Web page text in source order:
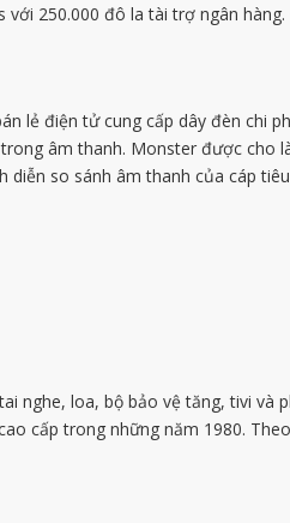
với 250.000 đô la tài trợ ngân
lẻ điện tử cung cấp dây đèn chi
âm thanh. Monster được
diễn so sánh âm thanh của cáp
nghe, loa, bộ bảo vệ tăng, tivi
cấp trong những năm 1980.